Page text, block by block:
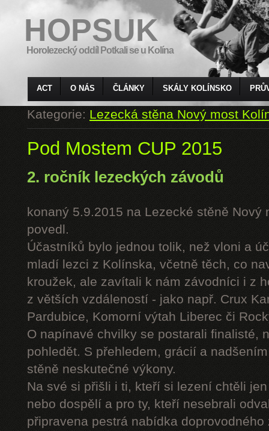
HOPSUK
Horolezecký oddíl Potkali se u Kolína
ACT O NÁS ČLÁNKY SKÁLY KOLÍNSKO
Kategorie:Lezecká stěna Nový most
Pod Mostem CUP 2015
2. ročník lezeckých závodů
konaný 5.9.2015 na Lezecké stěně Nový
povedl.
Účastníků bylo jednou tolik, než vloni a
mladí lezci z Kolínska, včetně těch, co
kroužek, ale zavítali k nám závodníci i z
z větších vzdáleností - jako např. Crux
Pardubice, Komorní výtah Liberec či
O napínavé chvilky se postarali finalisté,
pohledět. S přehledem, grácií a
stěně neskutečné výkony.
Na své si přišli i ti, kteří si lezení chtěli
nebo dospělí a pro ty, kteří nesebrali
připravena pestrá nabídka